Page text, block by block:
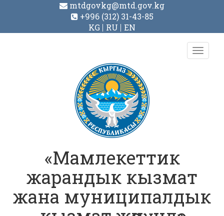
mtdgovkg@mtd.gov.kg
+996 (312) 31-43-85
KG
RU EN
Toggle
«Мамлекеттик
жарандык кызмат
жана муниципалдык